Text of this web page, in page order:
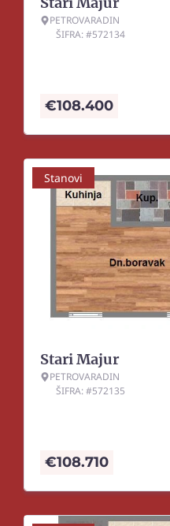
PETROVARADIN
ŠIFRA: #572134
€108.400
Stanovi
Stari Majur
PETROVARADIN
ŠIFRA: #572135
€108.710